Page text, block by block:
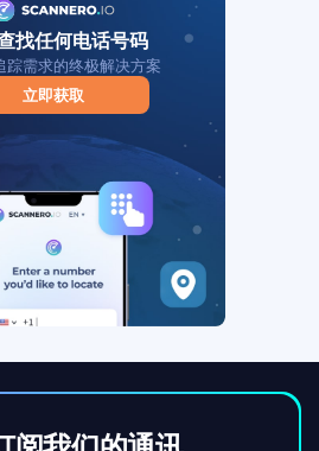
找任何电话号码
踪需求的终极解决方案
立即获取